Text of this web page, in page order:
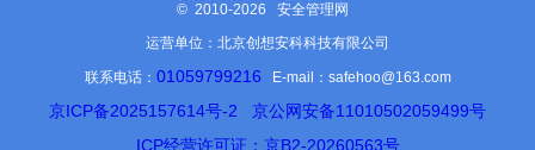
© 2010-2026 安全管理网
运营单位：北京创想安科科技有限公司
联系电话： 01059799216 E-mail：safehoo@163.com
京ICP备2025157614号-2
京公网安备11010502059499号
ICP经营许可证：京B2-20260563号